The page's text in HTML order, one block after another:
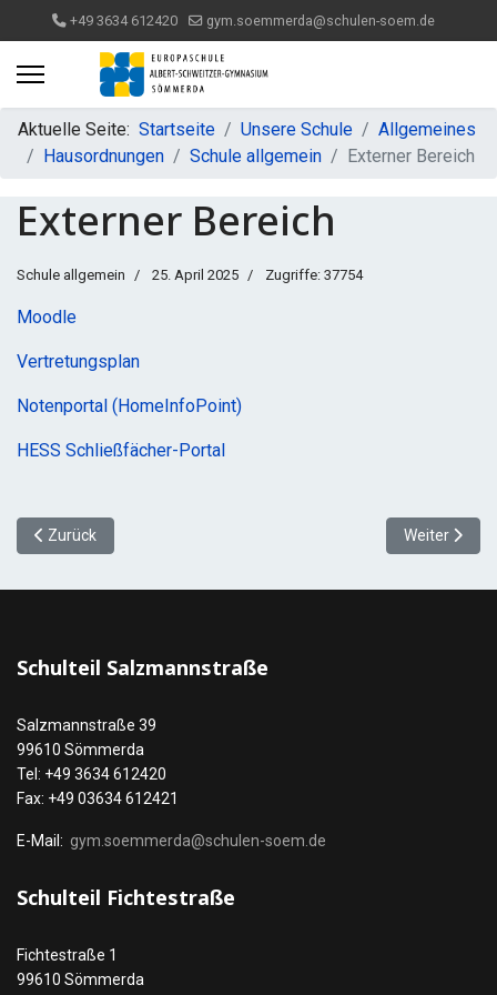
+49 3634 612420 gym.soemmerda@schulen-soem.de
Aktuelle Seite: Startseite Unsere Schule
Allgemeines
Hausordnungen
Schule allgemein Externer Bereich
Externer Bereich
Schule allgemein 25. April 2025 Zugriffe: 37754
Moodle
Vertretungsplan
Notenportal (HomeInfoPoint)
HESS Schließfächer-Portal
Vorheriger Beitrag: Hausordnung ASG
Zurück Nächster
Weiter
Schulteil Salzmannstraße
Salzmannstraße 39
99610 Sömmerda
Tel: +49 3634 612420
Fax: +49 03634 612421
E-Mail: gym.soemmerda@schulen-soem.de
Schulteil Fichtestraße
Fichtestraße 1
99610 Sömmerda